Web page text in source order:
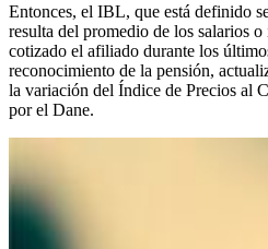
Entonces, el IBL, que está definido
resulta del promedio de los salarios o
cotizado el afiliado durante los
reconocimiento de la pensión,
la variación del Índice de Precios al
por el Dane.